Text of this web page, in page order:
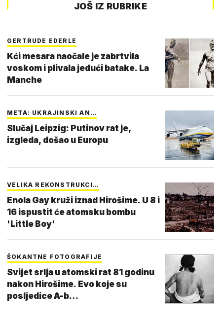
JOŠ IZ RUBRIKE
GERTRUDE EDERLE
Kći mesara naočale je zabrtvila
voskom i plivala jedući batake. La
Manche
META: UKRAJINSKI AN…
Slučaj Leipzig: Putinov rat je,
izgleda, došao u Europu
VELIKA REKONSTRUKCI…
Enola Gay kruži iznad Hirošime. U 8 i
16 ispustit će atomsku bombu
'Little Boy'
ŠOKANTNE FOTOGRAFIJE
Svijet srlja u atomski rat 81 godinu
nakon Hirošime. Evo koje su
posljedice A-b…